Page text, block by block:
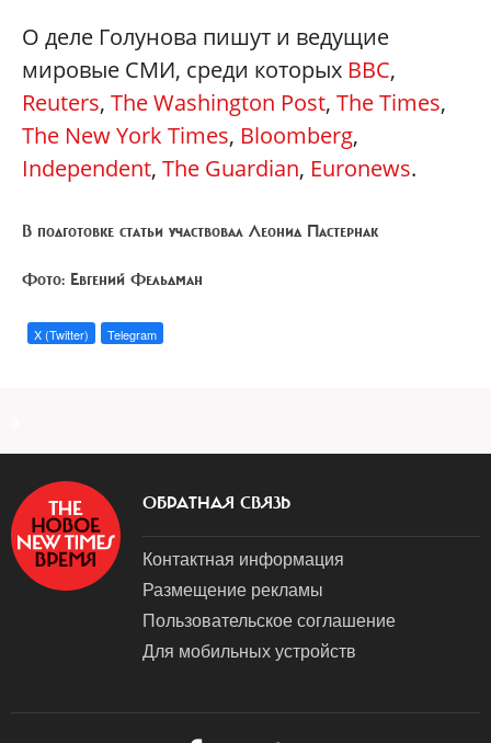
О деле Голунова пишут и ведущие
мировые СМИ, среди которых BBC,
Reuters, The Washington Post, The Times,
The New York Times, Bloomberg,
Independent, The Guardian, Euronews.
В подготовке статьи участвовал Леонид Пастернак
Фото: Евгений Фельдман
X (Twitter) Telegram
ОБРАТНАЯ СВЯЗЬ
Контактная информация
Размещение рекламы
Пользовательское соглашение
Для мобильных устройств